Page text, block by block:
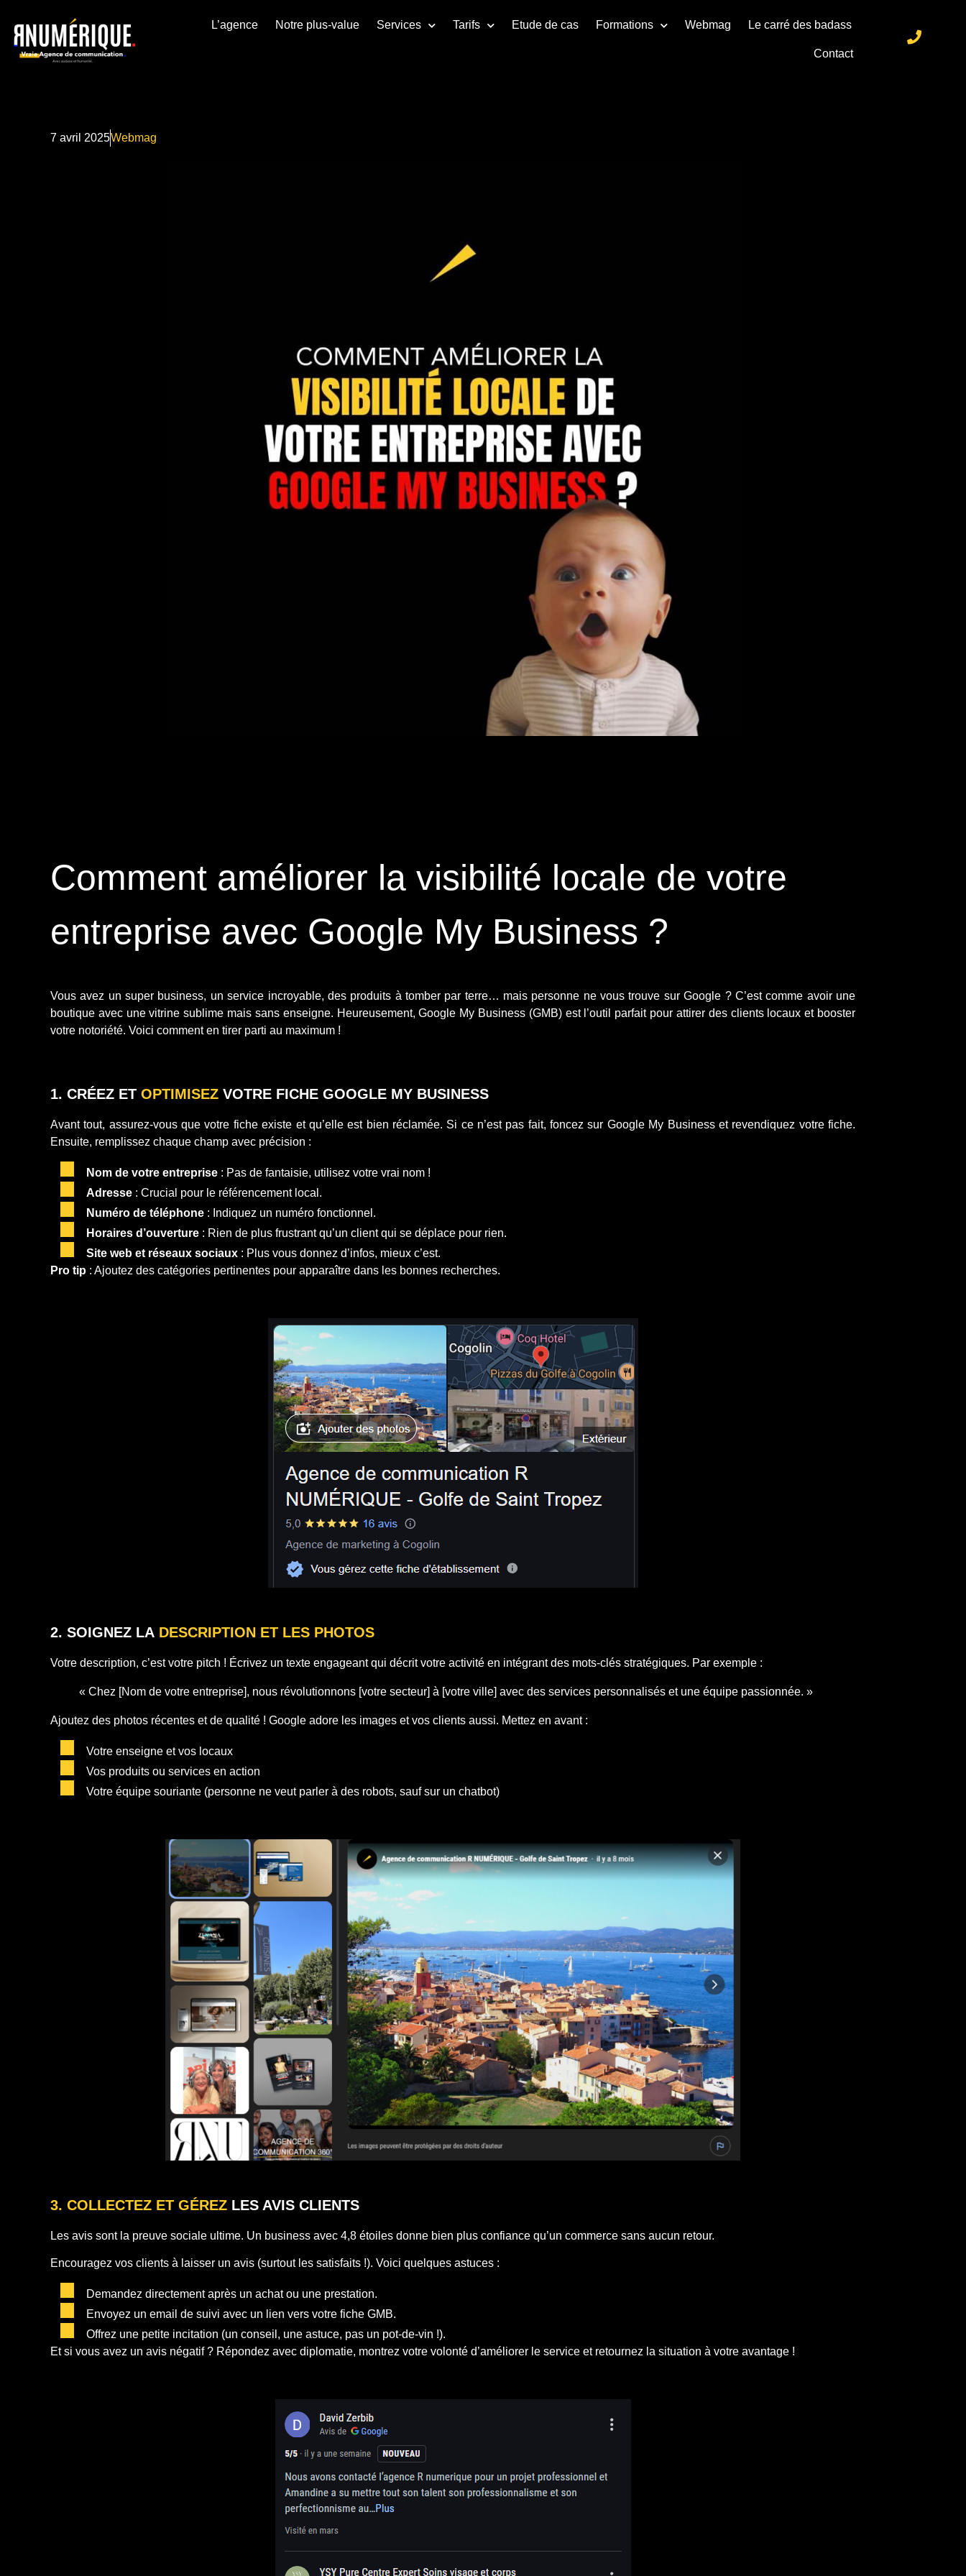
L’agence Notre plus-value Services Tarifs Etude de cas Formations Webmag Le carré des badass
Contact
7 avril 2025Webmag
Comment améliorer la visibilité locale de votre
entreprise avec Google My Business ?
Vous avez un super business, un service incroyable, des produits à tomber par terre… mais personne ne vous trouve sur Google ? C’est comme avoir une
boutique avec une vitrine sublime mais sans enseigne. Heureusement, Google My Business (GMB) est l’outil parfait pour attirer des clients locaux et booster
votre notoriété. Voici comment en tirer parti au maximum !
1. CRÉEZ ET OPTIMISEZ VOTRE FICHE GOOGLE MY BUSINESS
Avant tout, assurez-vous que votre fiche existe et qu’elle est bien réclamée. Si ce n’est pas fait, foncez sur Google My Business et revendiquez votre fiche.
Ensuite, remplissez chaque champ avec précision :
Nom de votre entreprise : Pas de fantaisie, utilisez votre vrai nom !
Adresse : Crucial pour le référencement local.
Numéro de téléphone : Indiquez un numéro fonctionnel.
Horaires d’ouverture : Rien de plus frustrant qu’un client qui se déplace pour rien.
Site web et réseaux sociaux : Plus vous donnez d’infos, mieux c’est.
Pro tip : Ajoutez des catégories pertinentes pour apparaître dans les bonnes recherches.
2. SOIGNEZ LA DESCRIPTION ET LES PHOTOS
Votre description, c’est votre pitch ! Écrivez un texte engageant qui décrit votre activité en intégrant des mots-clés stratégiques. Par exemple :
« Chez [Nom de votre entreprise], nous révolutionnons [votre secteur] à [votre ville] avec des services personnalisés et une équipe passionnée. »
Ajoutez des photos récentes et de qualité ! Google adore les images et vos clients aussi. Mettez en avant :
Votre enseigne et vos locaux
Vos produits ou services en action
Votre équipe souriante (personne ne veut parler à des robots, sauf sur un chatbot)
3. COLLECTEZ ET GÉREZ LES AVIS CLIENTS
Les avis sont la preuve sociale ultime. Un business avec 4,8 étoiles donne bien plus confiance qu’un commerce sans aucun retour.
Encouragez vos clients à laisser un avis (surtout les satisfaits !). Voici quelques astuces :
Demandez directement après un achat ou une prestation.
Envoyez un email de suivi avec un lien vers votre fiche GMB.
Offrez une petite incitation (un conseil, une astuce, pas un pot-de-vin !).
Et si vous avez un avis négatif ? Répondez avec diplomatie, montrez votre volonté d’améliorer le service et retournez la situation à votre avantage !